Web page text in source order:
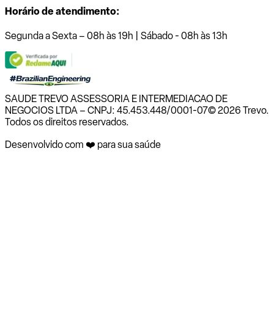
Horário de atendimento:
Segunda a Sexta – 08h às 19h | Sábado - 08h às 13h
SAUDE TREVO ASSESSORIA E INTERMEDIACAO DE
NEGOCIOS LTDA – CNPJ: 45.453.448/0001-07© 2026 Trevo.
Todos os direitos reservados.
Desenvolvido com ❤️ para sua saúde